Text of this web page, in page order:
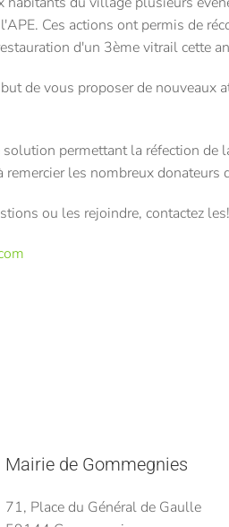
Ces actions ont permis de
d'un 3ème vitrail cette
de vous proposer de
permettant la réfection
les nombreux
ou les rejoindre, contactez les!
Mairie de Gommegnies
71, Place du Général de Gaulle